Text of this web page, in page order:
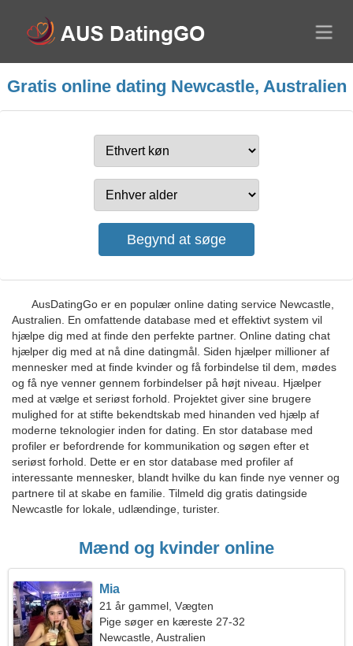
Gratis online dating Newcastle, Australien
AusDatingGo er en populær online dating service Newcastle,
Australien. En omfattende database med et effektivt system vil
hjælpe dig med at finde den perfekte partner. Online dating chat
hjælper dig med at nå dine datingmål. Siden hjælper millioner af
mennesker med at finde kvinder og få forbindelse til dem, mødes
og få nye venner gennem forbindelser på højt niveau. Hjælper
med at vælge et seriøst forhold. Projektet giver sine brugere
mulighed for at stifte bekendtskab med hinanden ved hjælp af
moderne teknologier inden for dating. En stor database med
profiler er befordrende for kommunikation og søgen efter et
seriøst forhold. Dette er en stor database med profiler af
interessante mennesker, blandt hvilke du kan finde nye venner og
partnere til at skabe en familie. Tilmeld dig gratis datingside
Newcastle for lokale, udlændinge, turister.
Mænd og kvinder online
Mia
21 år gammel, Vægten
Pige søger en kæreste 27-32
Newcastle, Australien